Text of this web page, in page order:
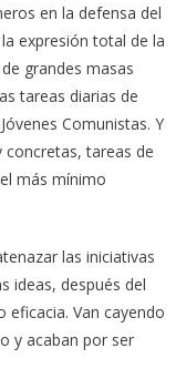
en la defensa del
expresión total de la
grandes masas
tareas diarias de
Comunistas. Y
concretas, tareas de
más mínimo
las iniciativas
ideas, después del
Van cayendo
y acaban por ser